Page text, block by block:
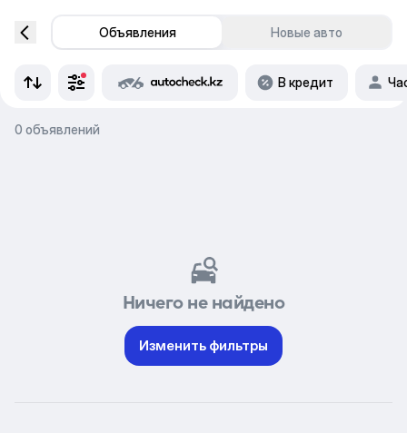
Объявления Новые авто
В кредит
0 объявлений
Ничего не найдено
Изменить фильтры